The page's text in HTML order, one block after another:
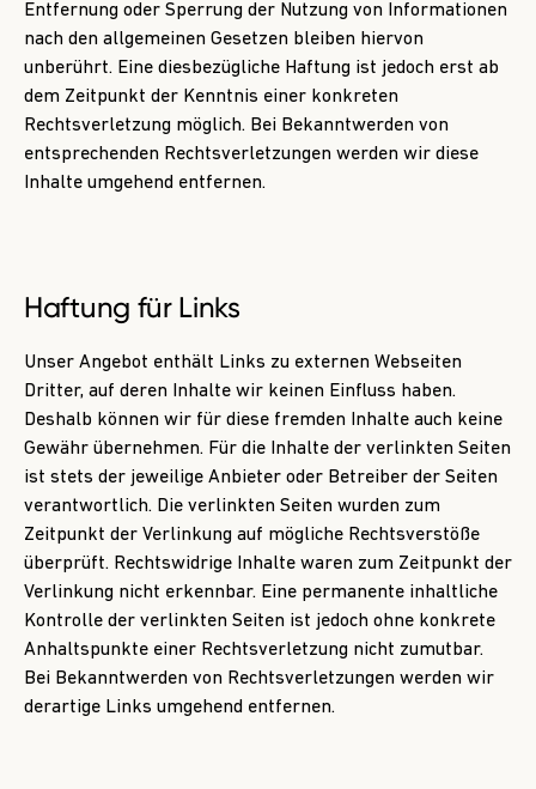
Entfernung oder Sperrung der Nutzung von Informationen
nach den allgemeinen Gesetzen bleiben hiervon
unberührt. Eine diesbezügliche Haftung ist jedoch erst ab
dem Zeitpunkt der Kenntnis einer konkreten
Rechtsverletzung möglich. Bei Bekanntwerden von
entsprechenden Rechtsverletzungen werden wir diese
Inhalte umgehend entfernen.
Haftung für Links
Unser Angebot enthält Links zu externen Webseiten
Dritter, auf deren Inhalte wir keinen Einfluss haben.
Deshalb können wir für diese fremden Inhalte auch keine
Gewähr übernehmen. Für die Inhalte der verlinkten Seiten
ist stets der jeweilige Anbieter oder Betreiber der Seiten
verantwortlich. Die verlinkten Seiten wurden zum
Zeitpunkt der Verlinkung auf mögliche Rechtsverstöße
überprüft. Rechtswidrige Inhalte waren zum Zeitpunkt der
Verlinkung nicht erkennbar. Eine permanente inhaltliche
Kontrolle der verlinkten Seiten ist jedoch ohne konkrete
Anhaltspunkte einer Rechtsverletzung nicht zumutbar.
Bei Bekanntwerden von Rechtsverletzungen werden wir
derartige Links umgehend entfernen.